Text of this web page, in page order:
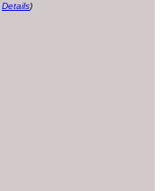
Details)